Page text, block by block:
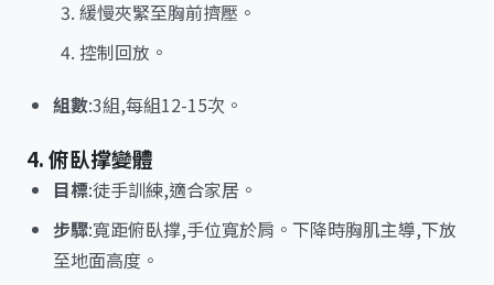
緩慢夾緊至胸前擠壓。
控制回放。
組數:3組,每組12-15次。
4. 俯臥撑變體
目標:徒手訓練,適合家居。
步驟:寬距俯臥撑,手位寬於肩。下降時胸肌主導,下放
至地面高度。